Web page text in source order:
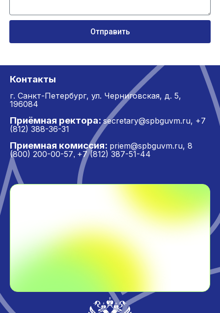
Отправить
Контакты
г. Санкт-Петербург, ул. Черниговская, д. 5,
196084
Приёмная ректора: secretary@spbguvm.ru, +7
(812) 388-36-31
Приемная комиссия: priem@spbguvm.ru, 8
(800) 200-00-57, +7 (812) 387-51-44